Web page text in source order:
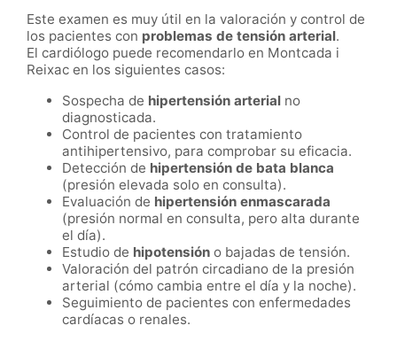
Este examen es muy útil en la valoración y control de
los pacientes con problemas de tensión arterial.
El cardiólogo puede recomendarlo en Montcada i
Reixac en los siguientes casos:
Sospecha de hipertensión arterial no
diagnosticada.
Control de pacientes con tratamiento
antihipertensivo, para comprobar su eficacia.
Detección de hipertensión de bata blanca
(presión elevada solo en consulta).
Evaluación de hipertensión enmascarada
(presión normal en consulta, pero alta durante
el día).
Estudio de hipotensión o bajadas de tensión.
Valoración del patrón circadiano de la presión
arterial (cómo cambia entre el día y la noche).
Seguimiento de pacientes con enfermedades
cardíacas o renales.